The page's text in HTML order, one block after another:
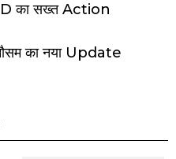
का सख्त Action
का नया Update